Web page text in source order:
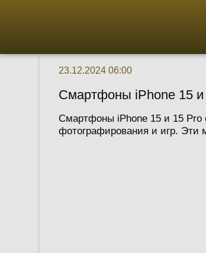
23.12.2024 06:00
Смартфоны iPhone 15 и
Смартфоны iPhone 15 и 15 Pro
фотографирования и игр. Эти